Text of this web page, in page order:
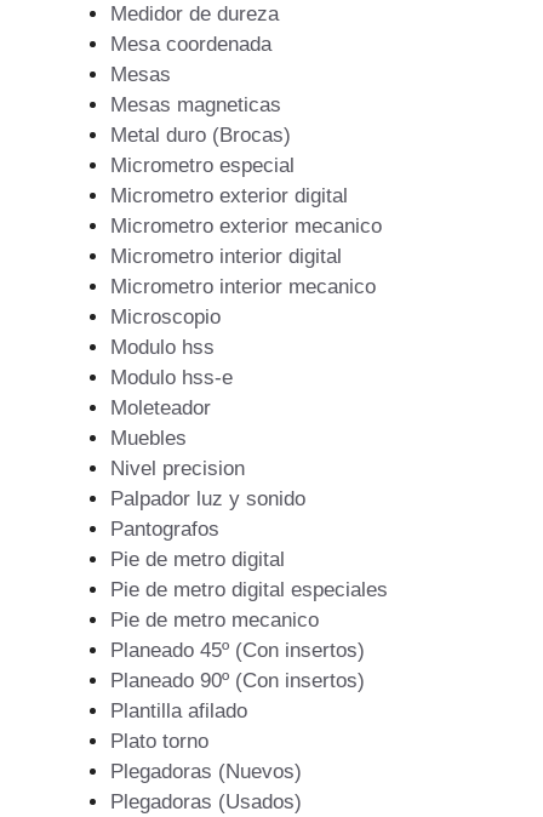
Medidor de dureza
Mesa coordenada
Mesas
Mesas magneticas
Metal duro (Brocas)
Micrometro especial
Micrometro exterior digital
Micrometro exterior mecanico
Micrometro interior digital
Micrometro interior mecanico
Microscopio
Modulo hss
Modulo hss-e
Moleteador
Muebles
Nivel precision
Palpador luz y sonido
Pantografos
Pie de metro digital
Pie de metro digital especiales
Pie de metro mecanico
Planeado 45º (Con insertos)
Planeado 90º (Con insertos)
Plantilla afilado
Plato torno
Plegadoras (Nuevos)
Plegadoras (Usados)